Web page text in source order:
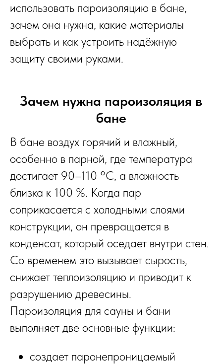
использовать пароизоляцию в бане,
зачем она нужна, какие материалы
выбрать и как устроить надёжную
защиту своими руками.
Зачем нужна пароизоляция в
бане
В бане воздух горячий и влажный,
особенно в парной, где температура
достигает 90–110 °C, а влажность
близка к 100 %. Когда пар
соприкасается с холодными слоями
конструкции, он превращается в
конденсат, который оседает внутри стен.
Со временем это вызывает сырость,
снижает теплоизоляцию и приводит к
разрушению древесины.
Пароизоляция для сауны и бани
выполняет две основные функции:
создает паронепроницаемый